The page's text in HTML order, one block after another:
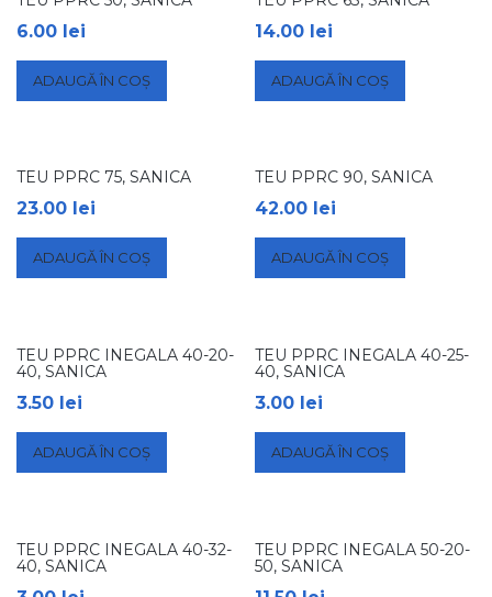
6.00 lei
ADAUGĂ ÎN COȘ
14.00 lei
ADAUGĂ ÎN COȘ
TEU PPRC 75, SANICA
23.00 lei
ADAUGĂ ÎN COȘ
TEU PPRC 90, SANICA
42.00 lei
ADAUGĂ ÎN COȘ
TEU PPRC INEGALA 40-20-
40, SANICA
3.50 lei
ADAUGĂ ÎN COȘ
TEU PPRC INEGALA 40-25-
40, SANICA
3.00 lei
ADAUGĂ ÎN COȘ
TEU PPRC INEGALA 40-32-
40, SANICA
TEU PPRC INEGALA 50-20-
50, SANICA